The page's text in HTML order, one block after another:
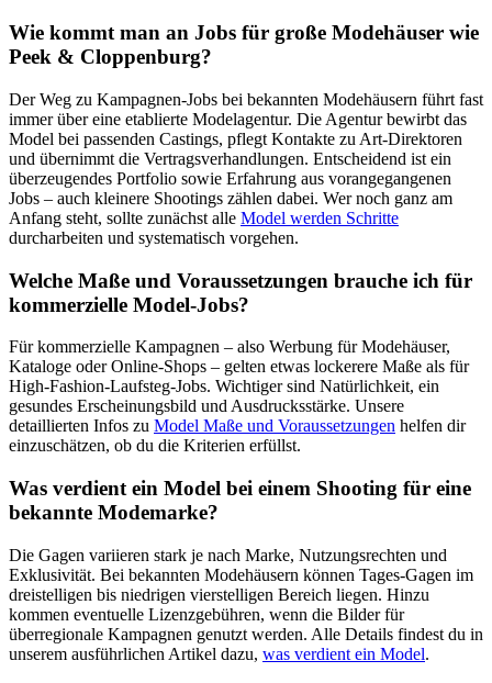
Wie kommt man an Jobs für große Modehäuser wie
Peek & Cloppenburg?
Der Weg zu Kampagnen-Jobs bei bekannten Modehäusern führt fast
immer über eine etablierte Modelagentur. Die Agentur bewirbt das
Model bei passenden Castings, pflegt Kontakte zu Art-Direktoren
und übernimmt die Vertragsverhandlungen. Entscheidend ist ein
überzeugendes Portfolio sowie Erfahrung aus vorangegangenen
Jobs – auch kleinere Shootings zählen dabei. Wer noch ganz am
Anfang steht, sollte zunächst alle Model werden Schritte
durcharbeiten und systematisch vorgehen.
Welche Maße und Voraussetzungen brauche ich für
kommerzielle Model-Jobs?
Für kommerzielle Kampagnen – also Werbung für Modehäuser,
Kataloge oder Online-Shops – gelten etwas lockerere Maße als für
High-Fashion-Laufsteg-Jobs. Wichtiger sind Natürlichkeit, ein
gesundes Erscheinungsbild und Ausdrucksstärke. Unsere
detaillierten Infos zu Model Maße und Voraussetzungen helfen dir
einzuschätzen, ob du die Kriterien erfüllst.
Was verdient ein Model bei einem Shooting für eine
bekannte Modemarke?
Die Gagen variieren stark je nach Marke, Nutzungsrechten und
Exklusivität. Bei bekannten Modehäusern können Tages-Gagen im
dreistelligen bis niedrigen vierstelligen Bereich liegen. Hinzu
kommen eventuelle Lizenzgebühren, wenn die Bilder für
überregionale Kampagnen genutzt werden. Alle Details findest du in
unserem ausführlichen Artikel dazu, was verdient ein Model.